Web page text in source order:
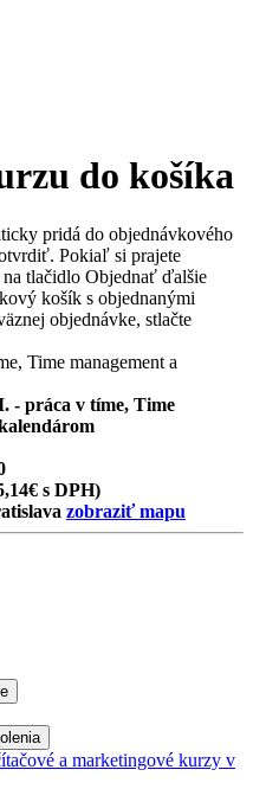
do košíka
pridá do objednávkového
Pokiaľ si prajete
tlačidlo Objednať ďalšie
košík s objednanými
objednávke, stlačte
- práca v tíme, Time
s DPH)
zobraziť mapu